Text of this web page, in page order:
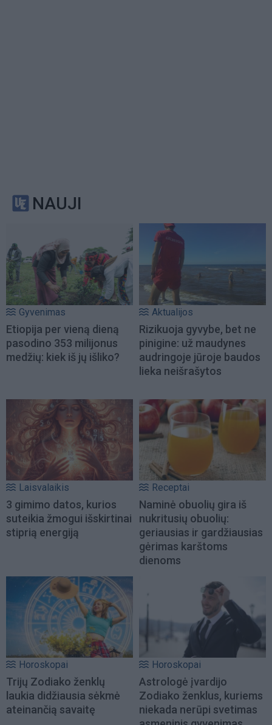
NAUJI
Gyvenimas
Etiopija per vieną dieną
pasodino 353 milijonus
medžių: kiek iš jų išliko?
Aktualijos
Rizikuoja gyvybe, bet ne
pinigine: už maudynes
audringoje jūroje baudos
lieka neišrašytos
Laisvalaikis
3 gimimo datos, kurios
suteikia žmogui išskirtinai
stiprią energiją
Receptai
Naminė obuolių gira iš
nukritusių obuolių:
geriausias ir gardžiausias
gėrimas karštoms
dienoms
Horoskopai
Trijų Zodiako ženklų
laukia didžiausia sėkmė
ateinančią savaitę
Horoskopai
Astrologė įvardijo
Zodiako ženklus, kuriems
niekada nerūpi svetimas